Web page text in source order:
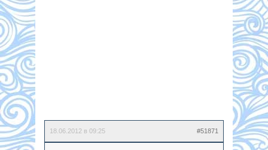
18.06.2012 в 09:25 #51871